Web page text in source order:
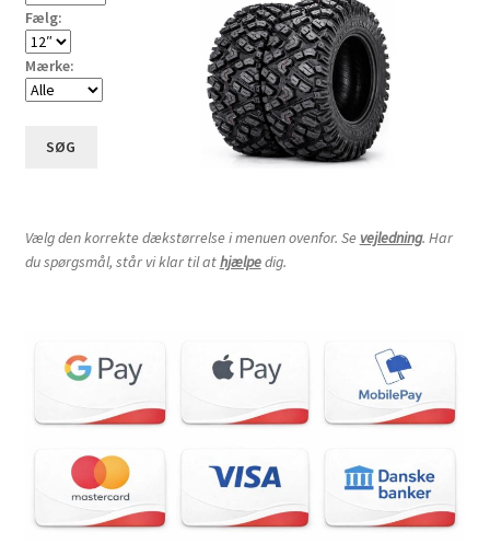
Fælg:
Mærke:
SØG
Vælg den korrekte dækstørrelse i menuen ovenfor. Se vejledning. Har
du spørgsmål, står vi klar til athjælpedig.